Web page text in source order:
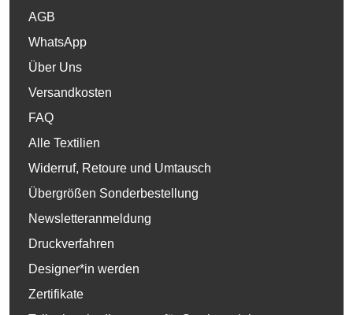
AGB
WhatsApp
Über Uns
Versandkosten
FAQ
Alle Textilien
Widerruf, Retoure und Umtausch
Übergrößen Sonderbestellung
Newsletteranmeldung
Druckverfahren
Designer*in werden
Zertifikate